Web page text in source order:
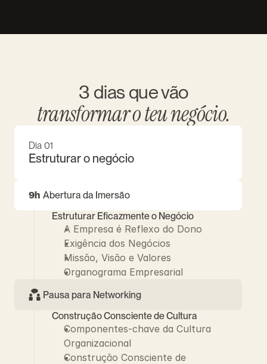
3 dias que vão
transformar o teu negócio.
Dia 01
Estruturar o negócio
9h Abertura da Imersão
Estruturar Eficazmente o Negócio
A Empresa é Reflexo do Dono
Exigência dos Negócios
Missão, Visão e Valores
Organograma Empresarial
Pausa para Networking
Construção Consciente de Cultura
Componentes-chave da Cultura
Organizacional
Construção Consciente de